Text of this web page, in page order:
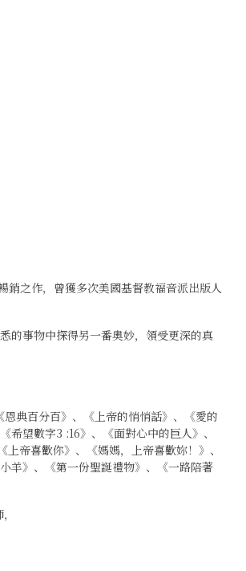
之作，曾獲多次美國基督教福音派出版人
的事物中探得另一番奧妙，領受更深的真
典百分百》、《上帝的悄悄話》、《愛的
望數字3 :16》、《面對心中的巨人》、
帝喜歡你》、《媽媽，上帝喜歡妳！》、
羊》、《第一份聖誕禮物》、《一路陪著